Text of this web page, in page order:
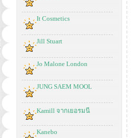
It Cosmetics
Jill Stuart
Jo Malone London
JUNG SAEM MOOL
Kamill จากเยอรมนี
Kanebo